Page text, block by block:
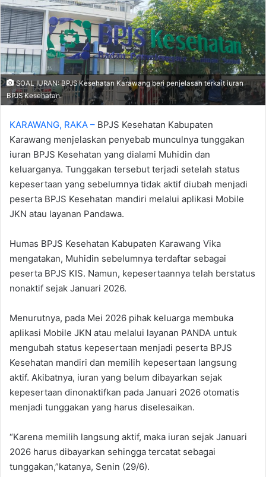
SOAL IURAN: BPJS Kesehatan Karawang beri penjelasan terkait iuran
BPJS Kesehatan.
KARAWANG, RAKA – BPJS Kesehatan Kabupaten
Karawang menjelaskan penyebab munculnya tunggakan
iuran BPJS Kesehatan yang dialami Muhidin dan
keluarganya. Tunggakan tersebut terjadi setelah status
kepesertaan yang sebelumnya tidak aktif diubah menjadi
peserta BPJS Kesehatan mandiri melalui aplikasi Mobile
JKN atau layanan Pandawa.
‎‎Humas BPJS Kesehatan Kabupaten Karawang Vika
mengatakan, Muhidin sebelumnya terdaftar sebagai
peserta BPJS KIS. Namun, kepesertaannya telah berstatus
nonaktif sejak Januari 2026.
‎Menurutnya, pada Mei 2026 pihak keluarga membuka
aplikasi Mobile JKN atau melalui layanan PANDA untuk
mengubah status kepesertaan menjadi peserta BPJS
Kesehatan mandiri dan memilih kepesertaan langsung
aktif. ‎Akibatnya, iuran yang belum dibayarkan sejak
kepesertaan dinonaktifkan pada Januari 2026 otomatis
menjadi tunggakan yang harus diselesaikan. ‎
“Karena memilih langsung aktif, maka iuran sejak Januari
2026 harus dibayarkan sehingga tercatat sebagai
tunggakan,”katanya, Senin (29/6).